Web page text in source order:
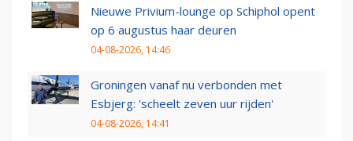
Nieuwe Privium-lounge op Schiphol opent
op 6 augustus haar deuren
04-08-2026, 14:46
Groningen vanaf nu verbonden met
Esbjerg: 'scheelt zeven uur rijden'
04-08-2026, 14:41